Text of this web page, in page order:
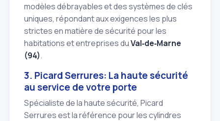
modèles débrayables et des systèmes de clés
uniques, répondant aux exigences les plus
strictes en matière de sécurité pour les
habitations et entreprises duVal‑de‑Marne
(94).
3. Picard Serrures: La haute sécurité
au service de votre porte
Spécialiste de la haute sécurité, Picard
Serrures est la référence pour les cylindres